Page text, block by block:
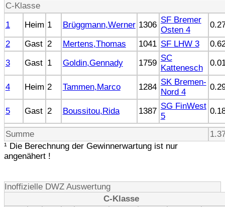
C-Klasse
1
Heim 1 Brüggmann,Werner 1306
SF Bremer
Osten 4
2
Gast 2 Mertens,Thomas 1041 SF LHW 3
3
Gast 1 Goldin,Gennady 1759
SC
Kattenesch
4 Heim 2 Tammen,Marco 1284
SK Bremen-
Nord 4
5 Gast 2 Boussitou,Rida 1387
SG FinWest
5
Summe
¹ Die Berechnung der Gewinnerwartung ist nur
angenähert !
Inoffizielle DWZ Auswertung
C-Klasse